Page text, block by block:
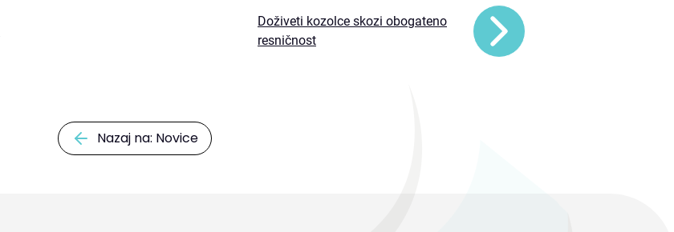
Doživeti kozolce skozi obogateno
resničnost
Nazaj na: Novice